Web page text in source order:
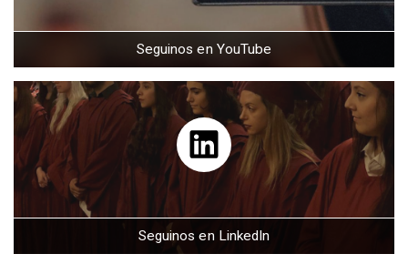
Seguinos en YouTube
Seguinos en LinkedIn